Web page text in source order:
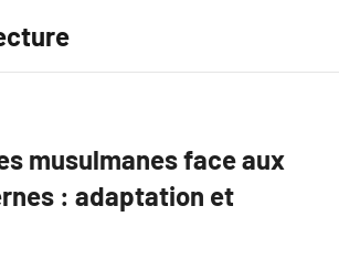
musulmanes face aux
: adaptation et